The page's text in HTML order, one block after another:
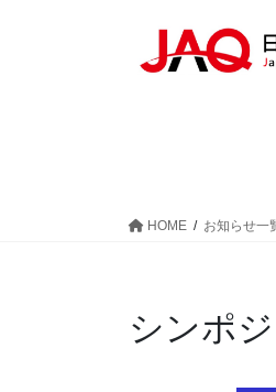
HOME お知らせ一
シンポ